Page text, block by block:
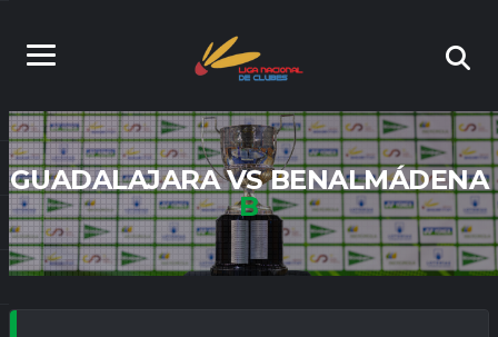
GUADALAJARA VS BENALMÁDENA
B